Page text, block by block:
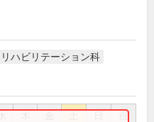
リハビリテーション科
祝